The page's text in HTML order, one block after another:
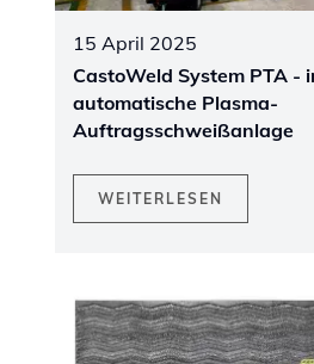
15 April 2025
CastoWeld System PTA -
automatische Plasma-
Auftragsschweißanlage
WEITERLESEN